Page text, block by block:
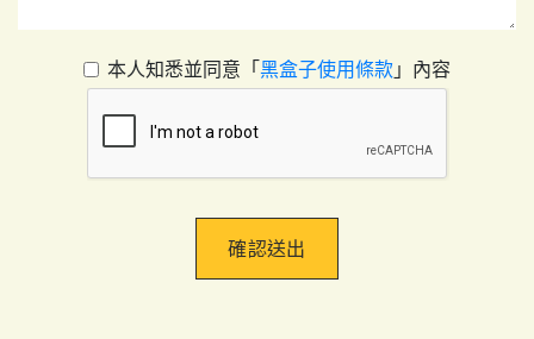
本人知悉並同意「 黑盒子使用條款 」內容
確認送出